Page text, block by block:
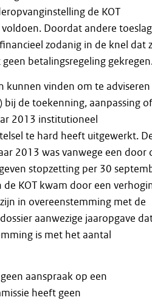
de KOT
Doordat andere
zodanig in de knel dat
betalingsregeling
kunnen vinden om te adviseren
bij de toekenning, aanpassing of
2013 institutioneel
te hard heeft uitgewerkt.
2013 was vanwege een door
stopzetting per 30
KOT kwam door een
in overeenstemming met de
aanwezige jaaropgave
is met het aantal
aanspraak op een
heeft geen